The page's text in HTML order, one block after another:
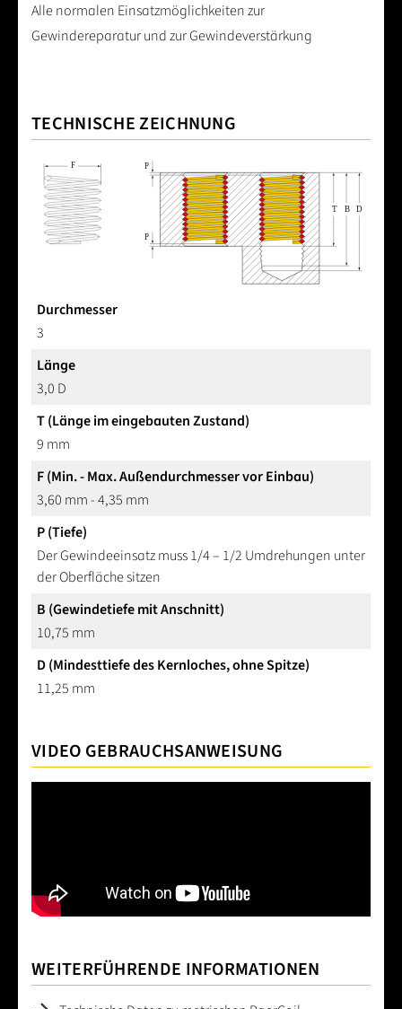
Alle normalen Einsatzmöglichkeiten zur
Gewindereparatur und zur Gewindeverstärkung
TECHNISCHE ZEICHNUNG
Durchmesser
3
Länge
3,0 D
T (Länge im eingebauten Zustand)
9 mm
F (Min. - Max. Außendurchmesser vor Einbau)
3,60 mm - 4,35 mm
P (Tiefe)
Der Gewindeeinsatz muss 1/4 – 1/2 Umdrehungen unter
der Oberfläche sitzen
B (Gewindetiefe mit Anschnitt)
10,75 mm
D (Mindesttiefe des Kernloches, ohne Spitze)
11,25 mm
VIDEO GEBRAUCHSANWEISUNG
WEITERFÜHRENDE INFORMATIONEN